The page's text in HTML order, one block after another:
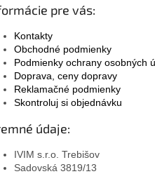
pre vás:
Kontakty
Obchodné podmienky
Podmienky ochrany osobných
Doprava, ceny dopravy
Reklamačné podmienky
Skontroluj si objednávku
údaje:
IVIM s.r.o. Trebišov
Sadovská 3819/13